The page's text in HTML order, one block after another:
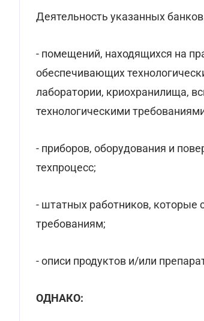
Деятельность указанных
- помещений, находящихся на
обеспечивающих
лаборатории, криохранилища,
технологическими
- приборов, оборудования и
техпроцесс;
- штатных работников, которые
требованиям;
- описи продуктов и/или
ОДНАКО: